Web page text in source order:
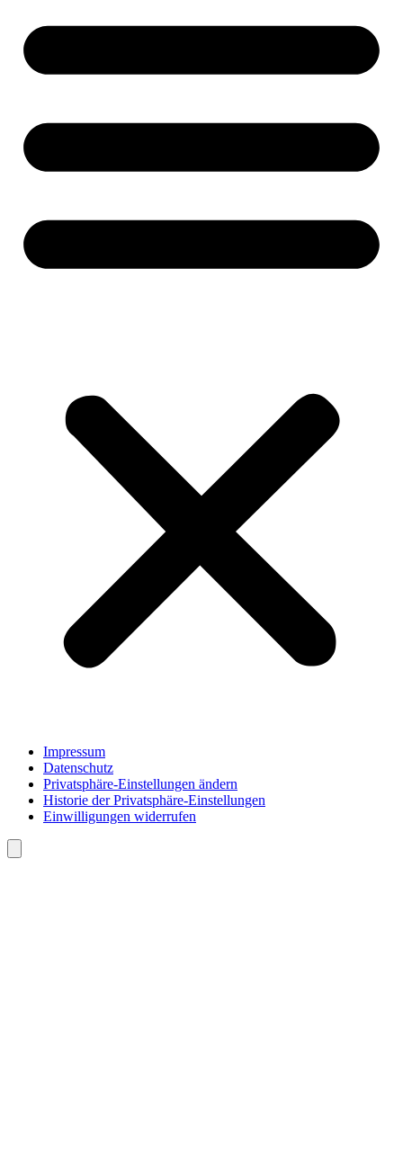
Impressum
Datenschutz
Privatsphäre-Einstellungen ändern
Historie der Privatsphäre-Einstellungen
Einwilligungen widerrufen